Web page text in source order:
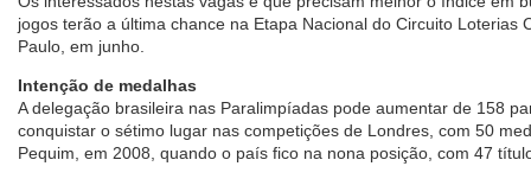
jogos terão a última chance na Etapa Nacional do Circuito Loterias
Paulo, em junho.
Intenção de medalhas
A delegação brasileira nas Paralimpíadas pode aumentar de 158
conquistar o sétimo lugar nas competições de Londres, com 50
Pequim, em 2008, quando o país fico na nona posição, com 47